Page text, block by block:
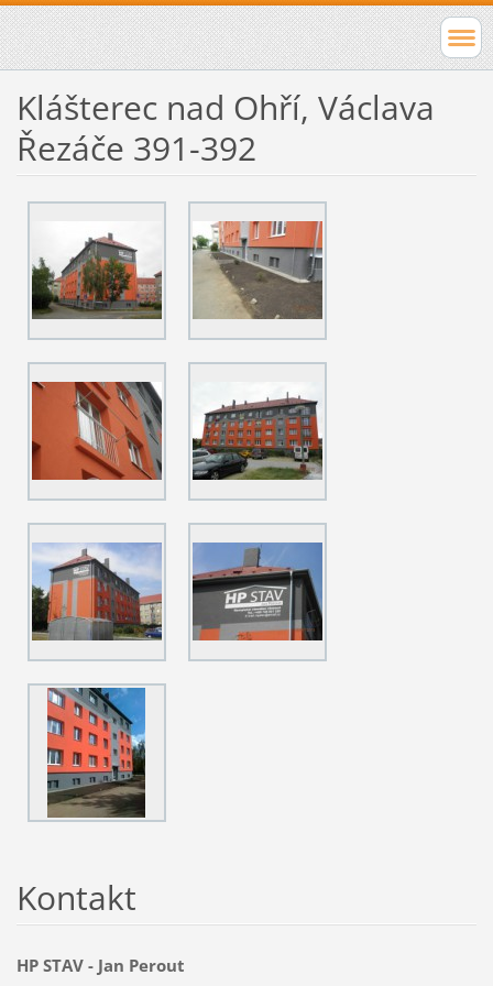
Klášterec nad Ohří, Václava
Řezáče 391-392
Kontakt
HP STAV - Jan Perout